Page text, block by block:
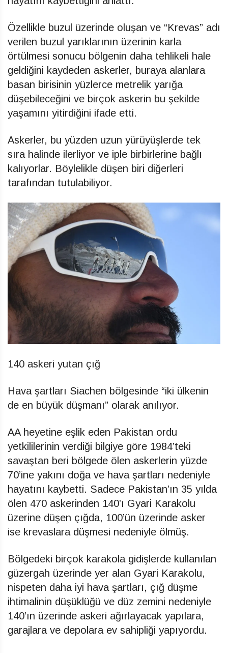
Özellikle buzul üzerinde oluşan ve “Krevas” adı
verilen buzul yarıklarının üzerinin karla
örtülmesi sonucu bölgenin daha tehlikeli hale
geldiğini kaydeden askerler, buraya alanlara
basan birisinin yüzlerce metrelik yarığa
düşebileceğini ve birçok askerin bu şekilde
yaşamını yitirdiğini ifade etti.
Askerler, bu yüzden uzun yürüyüşlerde tek
sıra halinde ilerliyor ve iple birbirlerine bağlı
kalıyorlar. Böylelikle düşen biri diğerleri
tarafından tutulabiliyor.
140 askeri yutan çığ
Hava şartları Siachen bölgesinde “iki ülkenin
de en büyük düşmanı” olarak anılıyor.
AA heyetine eşlik eden Pakistan ordu
yetkililerinin verdiği bilgiye göre 1984’teki
savaştan beri bölgede ölen askerlerin yüzde
70’ine yakını doğa ve hava şartları nedeniyle
hayatını kaybetti. Sadece Pakistan’ın 35 yılda
ölen 470 askerinden 140’ı Gyari Karakolu
üzerine düşen çığda, 100’ün üzerinde asker
ise krevaslara düşmesi nedeniyle ölmüş.
Bölgedeki birçok karakola gidişlerde kullanılan
güzergah üzerinde yer alan Gyari Karakolu,
nispeten daha iyi hava şartları, çığ düşme
ihtimalinin düşüklüğü ve düz zemini nedeniyle
140’ın üzerinde askeri ağırlayacak yapılara,
garajlara ve depolara ev sahipliği yapıyordu.